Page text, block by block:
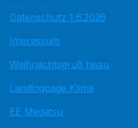
Datenschutz 1.6.2026
Impressum
Weihnachtsgruß hissu
Landingpage Klima
EE Medatsu